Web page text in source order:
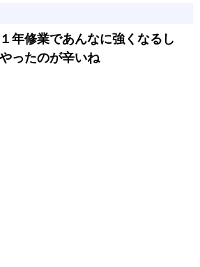
年修業であんなに強くなるし
ったのが辛いね